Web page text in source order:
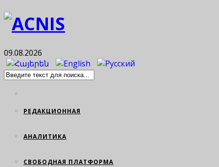
09.08.2026
РЕДАКЦИОННАЯ
АНАЛИТИКА
СВОБОДНАЯ ПЛАТФОРМА